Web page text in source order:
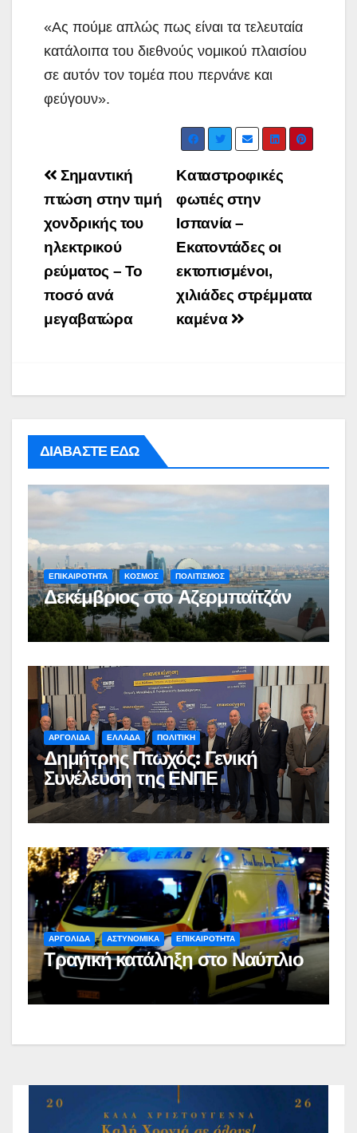
«Ας πούμε απλώς πως είναι τα τελευταία
κατάλοιπα του διεθνούς νομικού πλαισίου
σε αυτόν τον τομέα που περνάνε και
φεύγουν».
Post
navigation
Καταστροφικές
φωτιές στην
Ισπανία –
Εκατοντάδες οι
εκτοπισμένοι,
χιλιάδες στρέμματα
καμένα
Σημαντική
πτώση στην τιμή
χονδρικής του
ηλεκτρικού
ρεύματος – Το
ποσό ανά
μεγαβατώρα
ΔΙΑΒΑΣΤΕ ΕΔΩ
ΕΠΙΚΑΙΡΟΤΗΤΑ ΚΟΣΜΟΣ ΠΟΛΙΤΙΣΜΟΣ
Δεκέμβριος στο Αζερμπαϊτζάν
ΑΡΓΟΛΙΔΑ ΕΛΛΑΔΑ ΠΟΛΙΤΙΚΗ
Δημήτρης Πτωχός: Γενική
Συνέλευση της ΕΝΠΕ
ΑΡΓΟΛΙΔΑ ΑΣΤΥΝΟΜΙΚΑ ΕΠΙΚΑΙΡΟΤΗΤΑ
Τραγική κατάληξη στο Ναύπλιο